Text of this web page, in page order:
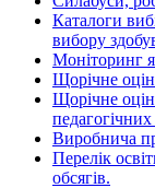
Каталоги
вибору
Моніторинг
Щорічне
Щорічне
Виробнича
Перелік
oбсягів.